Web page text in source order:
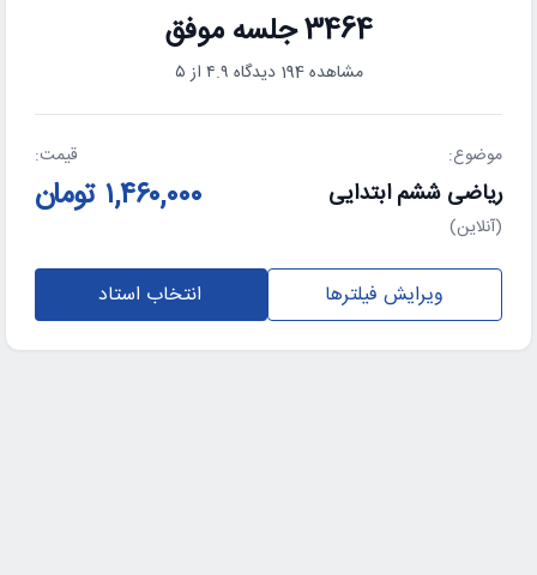
3464 جلسه موفق
مشاهده 194 دیدگاه ۴.۹ از ۵
موضوع:
ریاضی ششم ابتدایی
(آنلاین)
قیمت:
۱,۴۶۰,۰۰۰ تومان
ویرایش فیلترها انتخاب استاد